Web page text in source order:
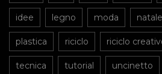
idee legno moda natale
plastica riciclo riciclo
tecnica tutorial uncinetto